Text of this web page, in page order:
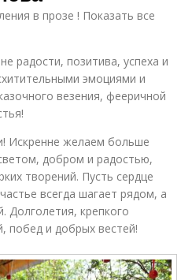
в прозе ! Показать все
радости, позитива, успеха и
эмоциями и
везения, фееричной
Искренне желаем больше
добром и радостью,
творений. Пусть сердце
всегда шагает рядом, а
Долголетия, крепкого
побед и добрых вестей!